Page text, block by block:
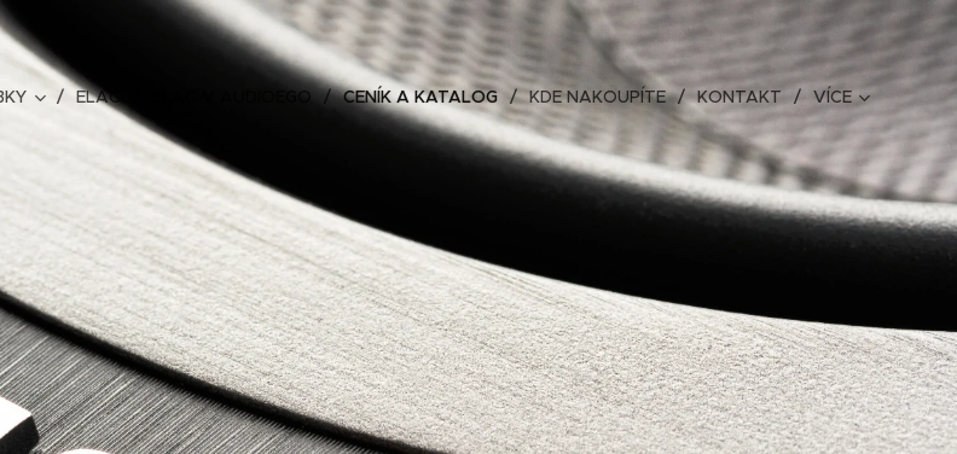
ELAC ELAC V AUDIOEGO CENÍK A KATALOG KDE NAKOUPÍTE KONTAKT VÍCE